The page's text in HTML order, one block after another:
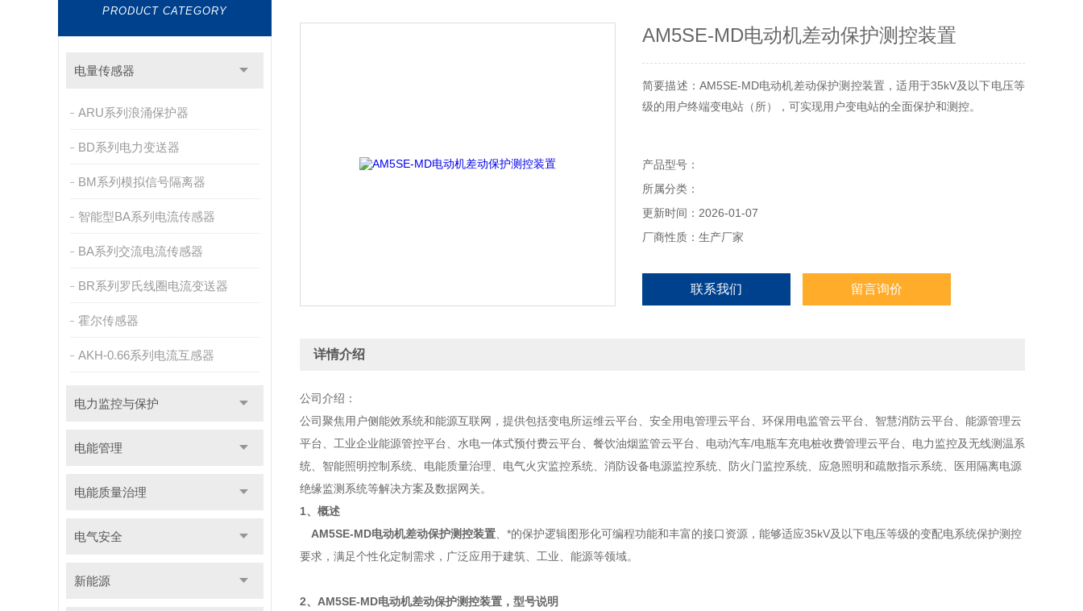
PRODUCT CATEGORY
电量传感器
ARU系列浪涌保护器
BD系列电力变送器
BM系列模拟信号隔离器
智能型BA系列电流传感器
BA系列交流电流传感器
BR系列罗氏线圈电流变送器
霍尔传感器
AKH-0.66系列电流互感器
电力监控与保护
电能管理
电能质量治理
电气安全
新能源
AM5SE-MD电动机差动保护测控装置
简要描述：AM5SE-MD电动机差动保护测控装置，适用于35kV及以下电压等
级的用户终端变电站（所），可实现用户变电站的全面保护和测控。
产品型号：
所属分类：
更新时间：2026-01-07
厂商性质：生产厂家
联系我们 留言询价
详情介绍
公司介绍：
公司聚焦用户侧能效系统和能源互联网，提供包括变电所运维云平台、安全用电管理云平台、环保用电监管云平台、智慧消防云平台、能源管理云
平台、工业企业能源管控平台、水电一体式预付费云平台、餐饮油烟监管云平台、电动汽车/电瓶车充电桩收费管理云平台、电力监控及无线测温系
统、智能照明控制系统、电能质量治理、电气火灾监控系统、消防设备电源监控系统、防火门监控系统、应急照明和疏散指示系统、医用隔离电源
绝缘监测系统等解决方案及数据网关。
1、概述
AM5SE-MD电动机差动保护测控装置 、*的保护逻辑图形化可编程功能和丰富的接口资源，能够适应35kV及以下电压等级的变配电系统保护测控
要求，满足个性化定制需求，广泛应用于建筑、工业、能源等领域。
2、 AM5SE-MD电动机差动保护测控装置 ，型号说明